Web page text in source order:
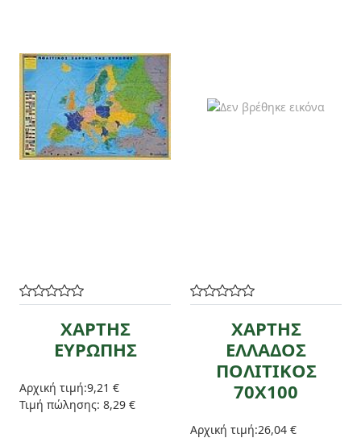
ΧΑΡΤΗΣ
ΕΥΡΩΠΗΣ
Αρχική τιμή:9,21 €
Τιμή πώλησης: 8,29 €
ΧΑΡΤΗΣ
ΕΛΛΑΔΟΣ
ΠΟΛΙΤΙΚΟΣ
70Χ100
Αρχική τιμή:26,04 €